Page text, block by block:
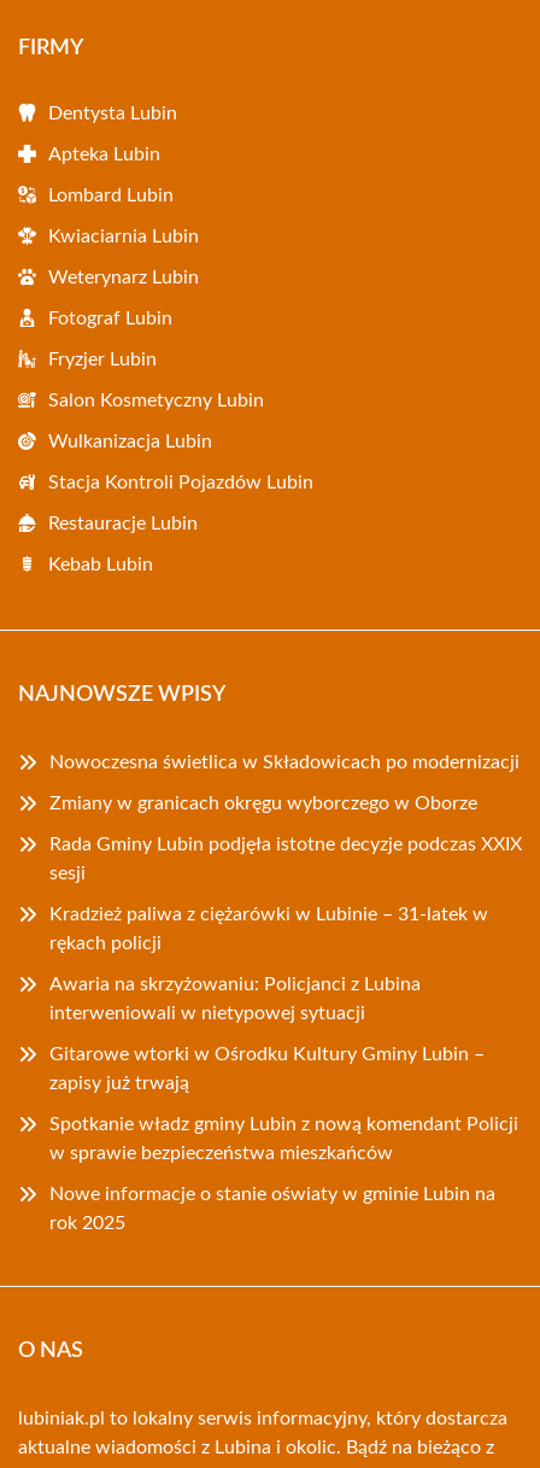
FIRMY
Dentysta Lubin
Apteka Lubin
Lombard Lubin
Kwiaciarnia Lubin
Weterynarz Lubin
Fotograf Lubin
Fryzjer Lubin
Salon Kosmetyczny Lubin
Wulkanizacja Lubin
Stacja Kontroli Pojazdów Lubin
Restauracje Lubin
Kebab Lubin
NAJNOWSZE WPISY
Nowoczesna świetlica w Składowicach po modernizacji
Zmiany w granicach okręgu wyborczego w Oborze
Rada Gminy Lubin podjęła istotne decyzje podczas XXIX
sesji
Kradzież paliwa z ciężarówki w Lubinie – 31-latek w
rękach policji
Awaria na skrzyżowaniu: Policjanci z Lubina
interweniowali w nietypowej sytuacji
Gitarowe wtorki w Ośrodku Kultury Gminy Lubin –
zapisy już trwają
Spotkanie władz gminy Lubin z nową komendant Policji
w sprawie bezpieczeństwa mieszkańców
Nowe informacje o stanie oświaty w gminie Lubin na
rok 2025
O NAS
lubiniak.pl to lokalny serwis informacyjny, który dostarcza
aktualne wiadomości z Lubina i okolic. Bądź na bieżąco z